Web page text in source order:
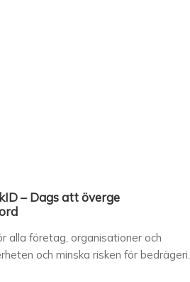
– Dags att överge
alla företag, organisationer och
och minska risken för bedrägeri.